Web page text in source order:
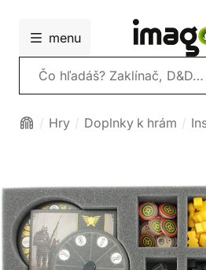
menu
Vyhľadávanie
Hry Doplnky k hrám